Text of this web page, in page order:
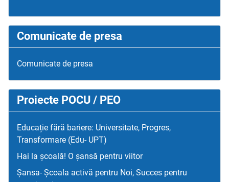
Comunicate de presa
Comunicate de presa
Proiecte POCU / PEO
Educație fără bariere: Universitate, Progres,
Transformare (Edu- UPT)
Hai la școală! O șansă pentru viitor
Șansa- Școala activă pentru Noi, Succes pentru